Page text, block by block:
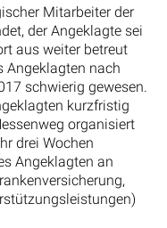
Mitarbeiter der
der Angeklagte sei
aus weiter betreut
Angeklagten nach
schwierig gewesen.
kurzfristig
organisiert
drei Wochen
Angeklagten an